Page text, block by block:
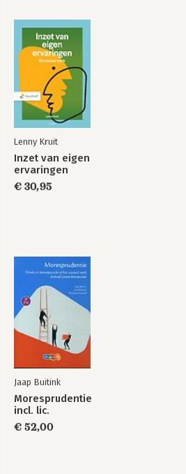
Lenny Kruit
Inzet van eigen
ervaringen
€ 30,95
Jaap Buitink
Moresprudentie
incl. lic.
€ 52,00